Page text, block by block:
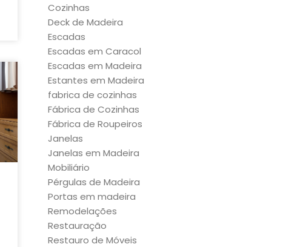
Cozinhas
Deck de Madeira
Escadas
Escadas em Caracol
Escadas em Madeira
Estantes em Madeira
fabrica de cozinhas
Fábrica de Cozinhas
Fábrica de Roupeiros
Janelas
Janelas em Madeira
Mobiliário
Pérgulas de Madeira
Portas em madeira
Remodelações
Restauração
Restauro de Móveis